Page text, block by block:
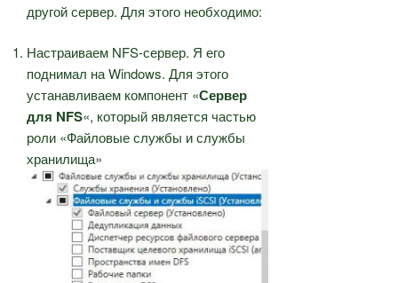
другой сервер. Для этого необходимо:
Настраиваем NFS-сервер. Я его
поднимал на Windows. Для этого
устанавливаем компонент «Сервер
для NFS«, который является частью
роли «Файловые службы и службы
хранилища»